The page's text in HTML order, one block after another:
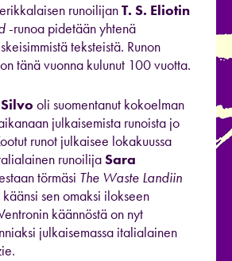
runoilijanT. S. Eliotin
-runoa pidetään yhtenä
teksteistä. Runon
tänä vuonna kulunut 100 vuotta.
oli suomentanut kokoelman
julkaisemista runoista jo
runot julkaisee lokakuussa
runoilijaSara
törmäsi The Waste Landiin
sen omaksi ilokseen
käännöstä on nyt
julkaisemassa italialainen